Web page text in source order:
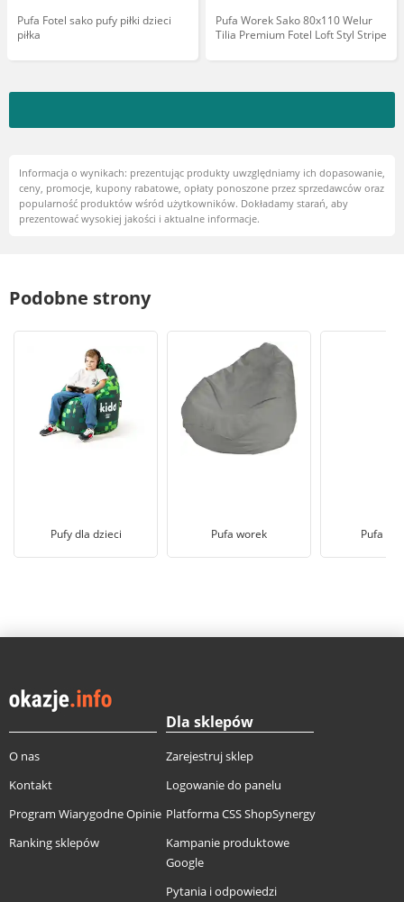
Pufa Fotel sako pufy piłki dzieci
piłka
Pufa Worek Sako 80x110 Welur
Tilia Premium Fotel Loft Styl Stripe
Informacja o wynikach: prezentując produkty uwzględniamy ich dopasowanie,
ceny, promocje, kupony rabatowe, opłaty ponoszone przez sprzedawców oraz
popularność produktów wśród użytkowników. Dokładamy starań, aby
prezentować wysokiej jakości i aktualne informacje.
Podobne strony
Pufy dla dzieci Pufa worek Pufa
O nas
Kontakt
Program Wiarygodne Opinie
Ranking sklepów
Dla sklepów
Zarejestruj sklep
Logowanie do panelu
Platforma CSS ShopSynergy
Kampanie produktowe
Google
Pytania i odpowiedzi